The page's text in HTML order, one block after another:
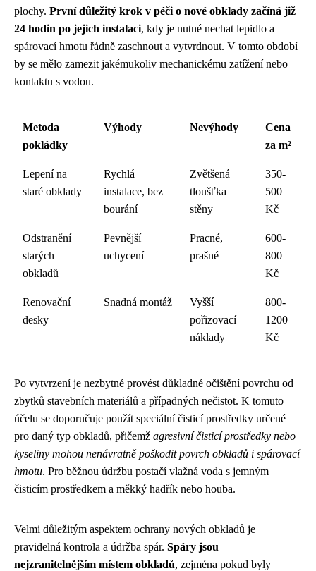
plochy. První důležitý krok v péči o nové obklady začíná již
24 hodin po jejich instalaci, kdy je nutné nechat lepidlo a
spárovací hmotu řádně zaschnout a vytvrdnout. V tomto období
by se mělo zamezit jakémukoliv mechanickému zatížení nebo
kontaktu s vodou.
Metoda
pokládky
Výhody Nevýhody
Cena
za m²
Lepení na
staré obklady
Rychlá
instalace, bez
bourání
Zvětšená
tloušťka
stěny
350-
500
Kč
Odstranění
starých
obkladů
Pevnější
uchycení
Pracné,
prašné
600-
800
Kč
Renovační
desky
Snadná montáž
Vyšší
pořizovací
náklady
800-
1200
Kč
Po vytvrzení je nezbytné provést důkladné očištění povrchu od
zbytků stavebních materiálů a případných nečistot. K tomuto
účelu se doporučuje použít speciální čisticí prostředky určené
pro daný typ obkladů, přičemž agresivní čisticí prostředky nebo
kyseliny mohou nenávratně poškodit povrch obkladů i spárovací
hmotu. Pro běžnou údržbu postačí vlažná voda s jemným
čisticím prostředkem a měkký hadřík nebo houba.
Velmi důležitým aspektem ochrany nových obkladů je
pravidelná kontrola a údržba spár. Spáry jsou
nejzranitelnějším místem obkladů, zejména pokud byly